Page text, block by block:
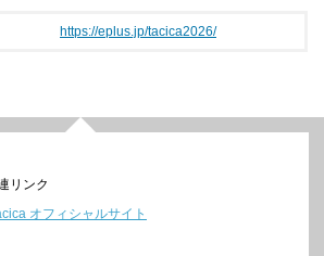
https://eplus.jp/tacica2026/
リンク
オフィシャルサイト